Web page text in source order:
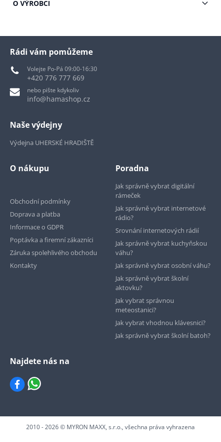
O VÝROBCI
Rádi vám pomůžeme
Volejte Po-Pá 09:00-16:30
+420 776 777 669
nebo pište kdykoliv
info@hamashop.cz
Naše výdejny
Výdejna UHERSKÉ HRADIŠTĚ
O nákupu
Obchodní podmínky
Doprava a platba
Informace o GDPR
Poptávka a firemní zákazníci
Záruka spolehlivého obchodu
Kontakty
Poradna
Jak správně vybrat digitální
rámeček
Jak správně vybrat internetové
rádio?
Srovnání internetových rádií
Jak správně vybrat kuchyňskou
váhu?
Jak správně vybrat osobní váhu?
Jak správně vybrat školní
aktovku?
Jak vybrat správnou
meteostanici?
Jak vybrat vhodnou klávesnici?
Jak správně vybrat školní batoh?
Najdete nás na
2010 - 2026 © MYRON MAXX, s.r.o., všechna práva vyhrazena